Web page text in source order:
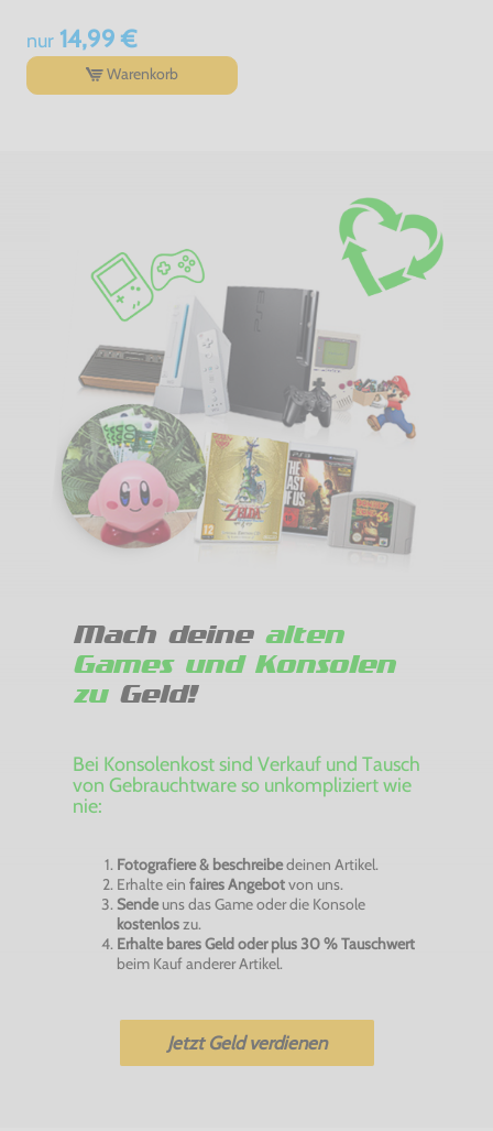
nur14,99 €
Warenkorb
Mach deine alten
Games und Konsolen
zuGeld!
Bei Konsolenkost sind Verkauf und Tausch
von Gebrauchtware so unkompliziert wie
nie:
Fotografiere & beschreibedeinen Artikel.
Erhalte ein faires Angebotvon uns.
Sendeuns das Game oder die Konsole
kostenloszu.
Erhalte bares Geld oder plus 30 % Tauschwert
beim Kauf anderer Artikel.
Jetzt Geld verdienen